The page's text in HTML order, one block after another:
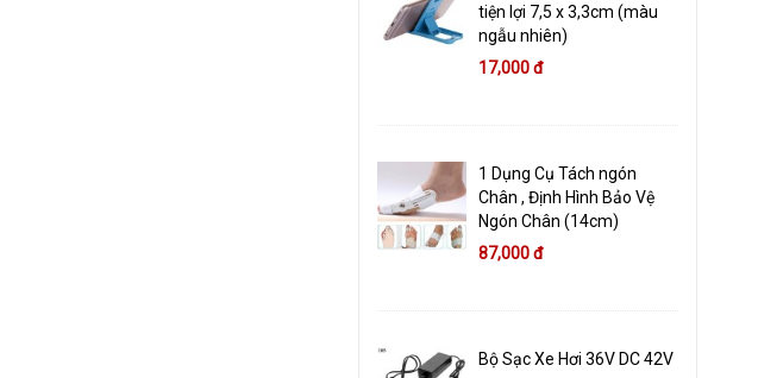
tiện lợi 7,5 x 3,3cm (màu
ngẫu nhiên)
17,000 đ
1 Dụng Cụ Tách ngón
Chân , Định Hình Bảo Vệ
Ngón Chân (14cm)
87,000 đ
Bộ Sạc Xe Hơi 36V DC 42V